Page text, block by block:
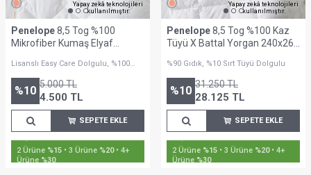
Yapay zekâ teknolojileri
kullanılmıştır.
Penelope8,5 Tog %100
Mikrofiber Kumaş Elyaf
Thermolite Easy Care Serisi
Lisanslı Easy Care Dolgulu, %100
%10 5.000TL
4.500 TL
SEPETE EKLE
2 Ürüne • 3 Ürüne
Ürüne%30
Yapay zekâ teknolojileri
kullanılmıştır.
Penelope8,5 Tog %100 Kaz
Tüyü X Battal Yorgan 240x260
%90 Gıdık, %10 Sırt Tüyü Dolgulu
%10 31.250TL
28.125 TL
SEPETE EKLE
2 Ürüne • 3 Ürüne
Ürüne%30